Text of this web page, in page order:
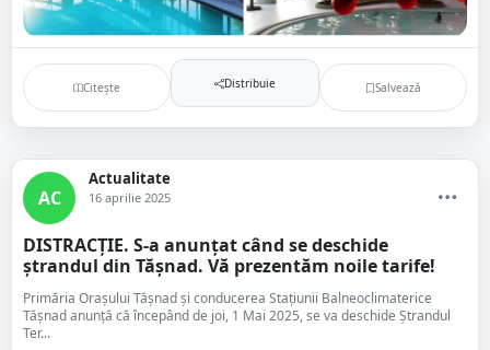
Citește Distribuie Salvează
AC
Actualitate
16 aprilie 2025
DISTRACȚIE. S-a anunțat când se deschide
ștrandul din Tășnad. Vă prezentăm noile tarife!
Primăria Orașului Tășnad și conducerea Stațiunii Balneoclimaterice
Tășnad anunță că începând de joi, 1 Mai 2025, se va deschide Ștrandul
Ter...